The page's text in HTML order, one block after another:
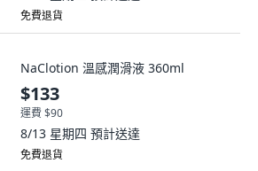
免費退貨
NaClotion 溫感潤滑液 360ml
$133
運費 $90
8/13 星期四 預計送達
免費退貨